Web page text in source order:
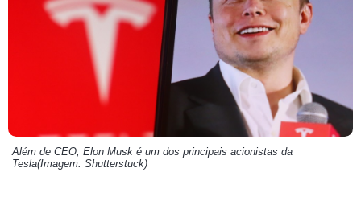
Além de CEO, Elon Musk é um dos principais acionistas da
Tesla(Imagem: Shutterstuck)